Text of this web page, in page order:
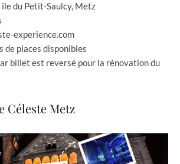
île du Petit-Saulcy, Metz
experience.com
de places disponibles
billet est reversé pour la rénovation du
Céleste Metz